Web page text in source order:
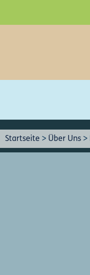
Startseite > Über Uns >